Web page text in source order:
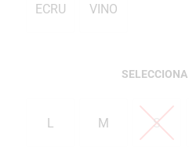
ECRU VINO
L M S